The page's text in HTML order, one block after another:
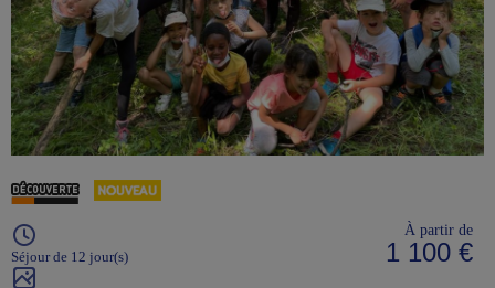
Séjour de 12 jour(s)
À partir de
1 100 €